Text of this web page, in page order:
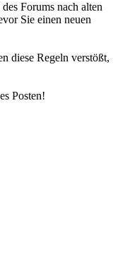
Forums nach alten
Sie einen neuen
diese Regeln verstößt,
Posten!